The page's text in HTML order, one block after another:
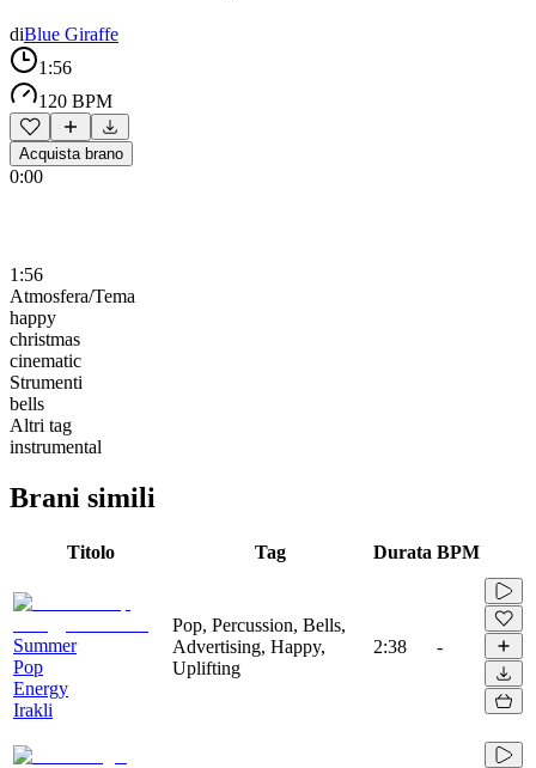
diBlue Giraffe
1:56
120 BPM
Acquista brano
0:00
1:56
Atmosfera/Tema
happy
christmas
cinematic
Strumenti
bells
Altri tag
instrumental
Brani simili
Titolo Tag Durata BPM
Summer
Pop
Energy
Irakli
Pop, Percussion, Bells,
Advertising, Happy,
Uplifting
2:38 -